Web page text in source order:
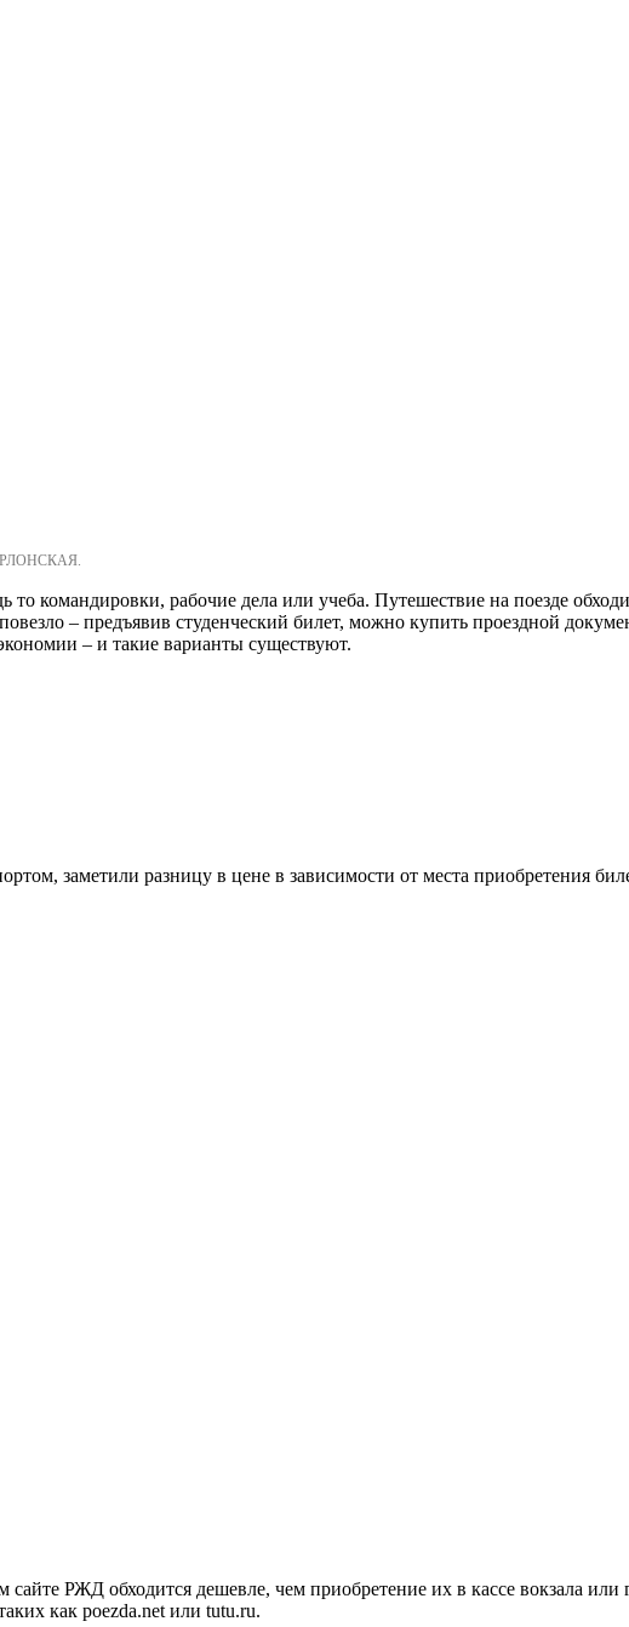
командировки, рабочие дела или учеба. Путешествие на поезде
– предъявив студенческий билет, можно купить проездной
– и такие варианты существуют.
заметили разницу в цене в зависимости от места приобретения
РЖД обходится дешевле, чем приобретение их в кассе вокзала или
как poezda.net или tutu.ru.